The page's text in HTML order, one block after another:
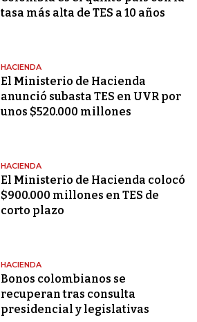
tasa más alta de TES a 10 años
HACIENDA
El Ministerio de Hacienda
anunció subasta TES en UVR por
unos $520.000 millones
HACIENDA
El Ministerio de Hacienda colocó
$900.000 millones en TES de
corto plazo
HACIENDA
Bonos colombianos se
recuperan tras consulta
presidencial y legislativas